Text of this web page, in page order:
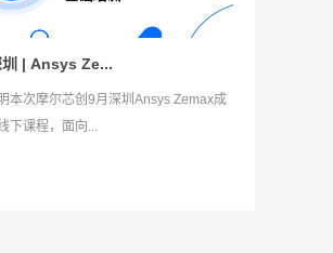
圳 | Ansys Ze...
本次摩尔芯创9月深圳Ansys Zemax成
下课程，面向...